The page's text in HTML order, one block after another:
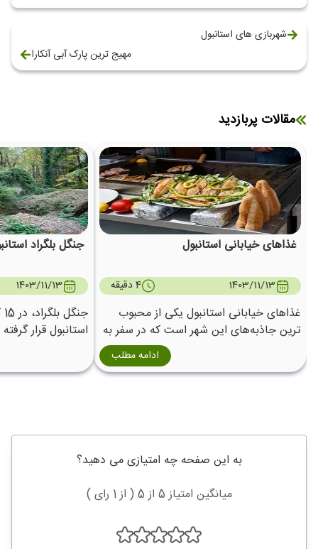
شهربازی های استانبول
مهیج ترین پارک آبی آنکارا
مقالات پربازدید
غذاهای خیابانی استانبول
1403/11/13 4 دقیقه
غذاهای خیابانی استانبول یکی از محبوب‌
ترین جاذبه‌های این شهر است که در سفر به
استانبول با طعم و عطر دلنشین آنها آشنا می
شوید.
ادامه مطلب
جنگل بلگراد
1403/11/13
استانبول قرار
های روزمره سفر
به این صفحه چه امتیازی می دهید؟
میانگین امتیاز 5 از 5 ( از 1 رای )